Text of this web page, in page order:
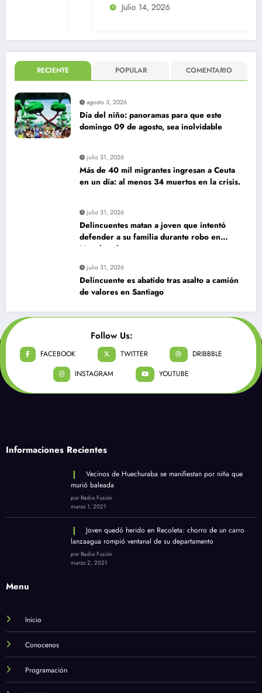
Julio 14, 2026
RECIENTE POPULAR COMENTARIO
agosto 3, 2026
Día del niño: panoramas para que este
domingo 09 de agosto, sea inolvidable
julio 31, 2026
Más de 40 mil migrantes ingresan a Ceuta
en un día: al menos 34 muertos en la crisis.
julio 31, 2026
Delincuentes matan a joven que intentó
defender a su familia durante robo en
Huechuraba
julio 31, 2026
Delincuente es abatido tras asalto a camión
de valores en Santiago
Follow Us:
FACEBOOK TWITTER
DRIBBBLE
INSTAGRAM
YOUTUBE
Informaciones Recientes
Vecinos de Huechuraba se manifiestan por niña que
murió baleada
por Radio Fusión
marzo 1, 2021
Joven quedó herido en Recoleta: chorro de un carro
lanzaagua rompió ventanal de su departamento
por Radio Fusión
marzo 2, 2021
Menu
Inicio
Conocenos
Programación